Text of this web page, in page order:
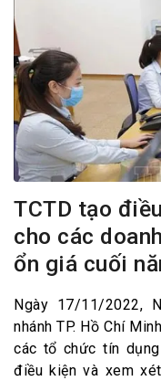
TCTD tạo
cho các
ổn giá cuối
Ngày 17/11/2022,
nhánh TP. Hồ Chí
các tổ chức tín
điều kiện và xem